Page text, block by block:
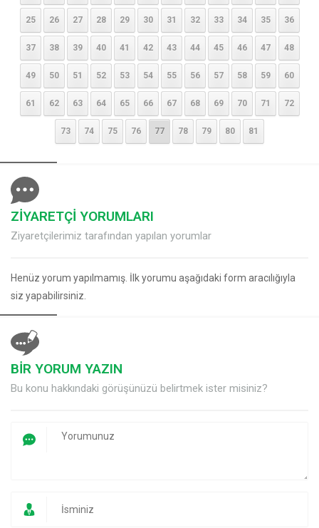
25 26 27 28 29 30 31 32 33 34 35 36
37 38 39 40 41 42 43 44 45 46 47 48
49 50 51 52 53 54 55 56 57 58 59 60
61 62 63 64 65 66 67 68 69 70 71 72
73 74 75 76 77 78 79 80 81
ZİYARETÇİ YORUMLARI
Ziyaretçilerimiz tarafından yapılan yorumlar
Henüz yorum yapılmamış. İlk yorumu aşağıdaki form aracılığıyla
siz yapabilirsiniz.
BİR YORUM YAZIN
Bu konu hakkındaki görüşünüzü belirtmek ister misiniz?